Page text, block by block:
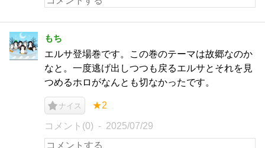
もち
エルサ登場巻です。この巻のテーマは故郷なのか
なと。一度逃げ出しつつも戻るエルサとそれを見
つめるホロがなんとも切なかったです。
ナイス ★2
コメント(0) 2025/07/29